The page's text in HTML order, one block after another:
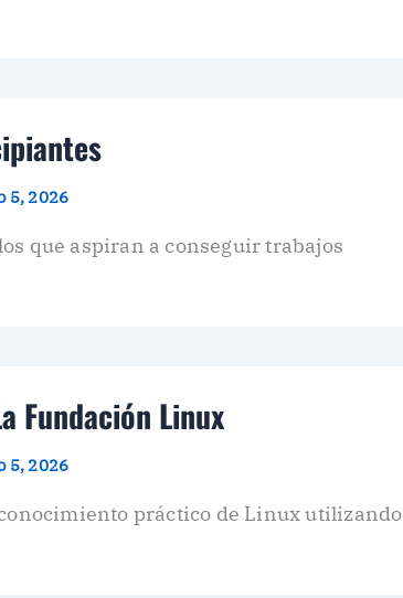
5, 2026
que aspiran a conseguir trabajos
Fundación Linux
5, 2026
práctico de Linux utilizando